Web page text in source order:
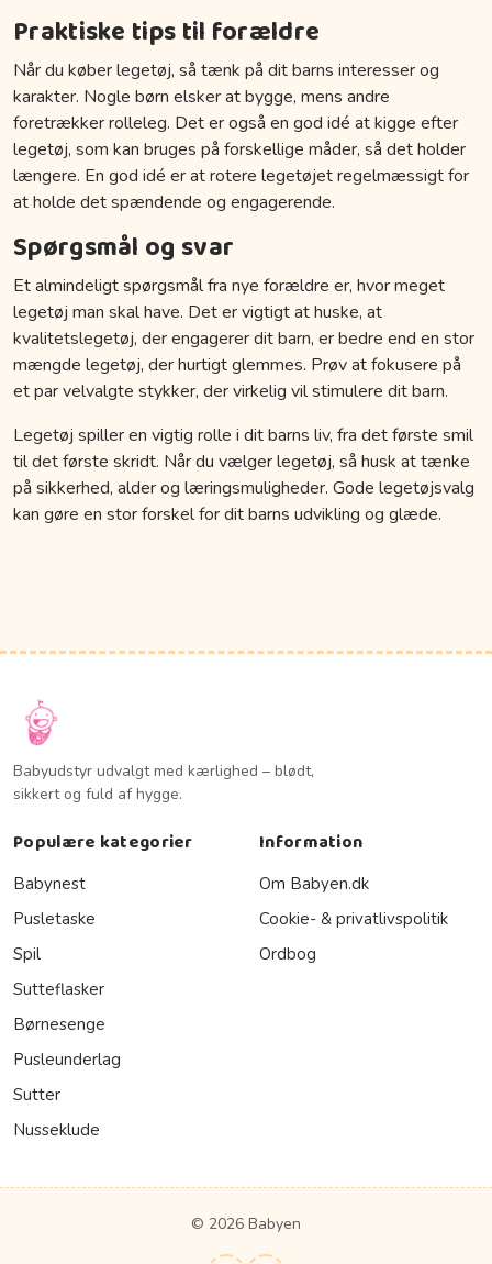
Praktiske tips til forældre
Når du køber legetøj, så tænk på dit barns interesser og
karakter. Nogle børn elsker at bygge, mens andre
foretrækker rolleleg. Det er også en god idé at kigge efter
legetøj, som kan bruges på forskellige måder, så det holder
længere. En god idé er at rotere legetøjet regelmæssigt for
at holde det spændende og engagerende.
Spørgsmål og svar
Et almindeligt spørgsmål fra nye forældre er, hvor meget
legetøj man skal have. Det er vigtigt at huske, at
kvalitetslegetøj, der engagerer dit barn, er bedre end en stor
mængde legetøj, der hurtigt glemmes. Prøv at fokusere på
et par velvalgte stykker, der virkelig vil stimulere dit barn.
Legetøj spiller en vigtig rolle i dit barns liv, fra det første smil
til det første skridt. Når du vælger legetøj, så husk at tænke
på sikkerhed, alder og læringsmuligheder. Gode legetøjsvalg
kan gøre en stor forskel for dit barns udvikling og glæde.
Babyudstyr udvalgt med kærlighed – blødt,
sikkert og fuld af hygge.
Populære kategorier
Babynest
Pusletaske
Spil
Sutteflasker
Børnesenge
Pusleunderlag
Sutter
Nusseklude
Information
Om Babyen.dk
Cookie- & privatlivspolitik
Ordbog
© 2026 Babyen